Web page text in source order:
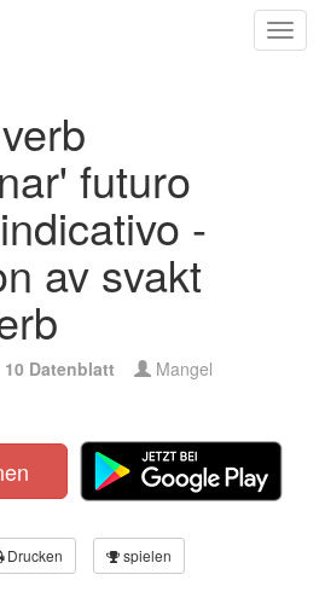
futuro
-
av svakt
10 Datenblatt Mangel
Drucken spielen